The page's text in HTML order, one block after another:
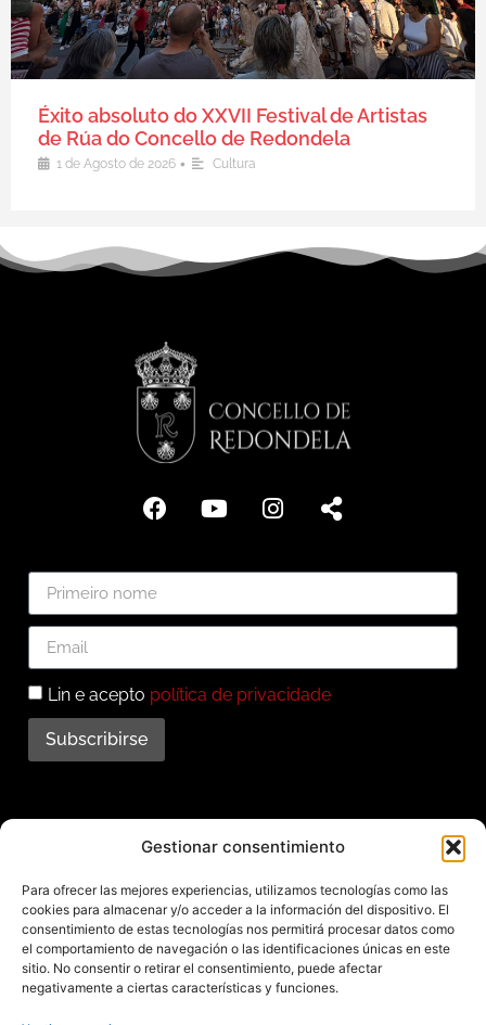
Gestionar consentimiento
Para ofrecer las mejores experiencias, utilizamos tecnologías como las
cookies para almacenar y/o acceder a la información del dispositivo. El
consentimiento de estas tecnologías nos permitirá procesar datos como
el comportamiento de navegación o las identificaciones únicas en este
sitio. No consentir o retirar el consentimiento, puede afectar
negativamente a ciertas características y funciones.
Éxito absoluto do XXVII Festival de Artistas
de Rúa do Concello de Redondela
1 de Agosto de 2026 • Cultura
Lin e acepto política de privacidade
Subscribirse
Subscríbete ao noso
boletín
Mantente informado das últimas novidades e
actividades do municipio. Subscríbete agora e
recibe no teu enderezo electrónico toda a